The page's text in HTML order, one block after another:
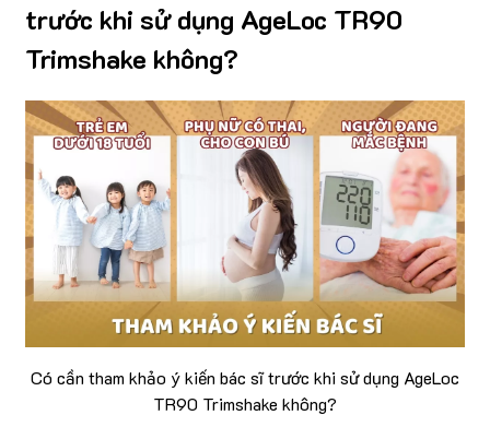
trước khi sử dụng AgeLoc TR90
Trimshake không?
Có cần tham khảo ý kiến bác sĩ trước khi sử dụng AgeLoc
TR90 Trimshake không?